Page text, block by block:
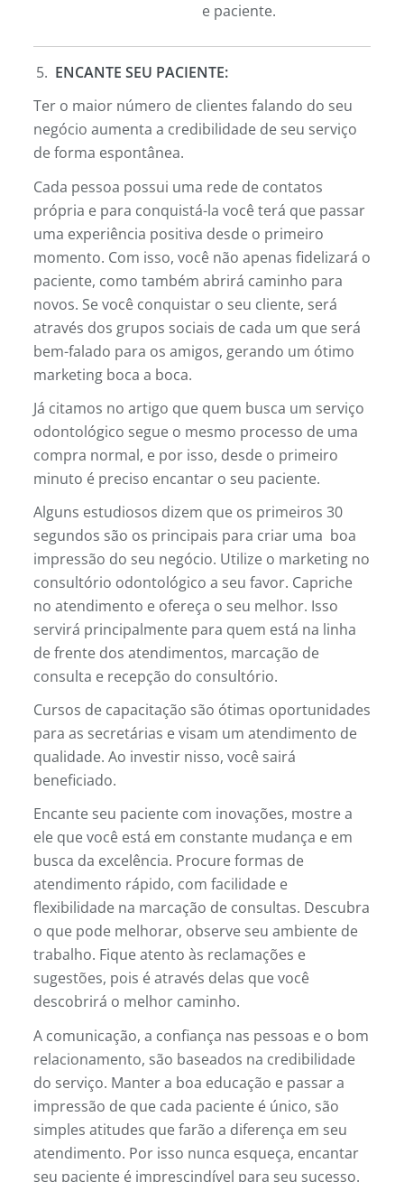
e paciente.
ENCANTE SEU PACIENTE:
Ter o maior número de clientes falando do seu
negócio aumenta a credibilidade de seu serviço
de forma espontânea.
Cada pessoa possui uma rede de contatos
própria e para conquistá-la você terá que passar
uma experiência positiva desde o primeiro
momento. Com isso, você não apenas fidelizará o
paciente, como também abrirá caminho para
novos. Se você conquistar o seu cliente, será
através dos grupos sociais de cada um que será
bem-falado para os amigos, gerando um ótimo
marketing boca a boca.
Já citamos no artigo que quem busca um serviço
odontológico segue o mesmo processo de uma
compra normal, e por isso, desde o primeiro
minuto é preciso encantar o seu paciente.
Alguns estudiosos dizem que os primeiros 30
segundos são os principais para criar uma boa
impressão do seu negócio. Utilize o marketing no
consultório odontológico a seu favor. Capriche
no atendimento e ofereça o seu melhor. Isso
servirá principalmente para quem está na linha
de frente dos atendimentos, marcação de
consulta e recepção do consultório.
Cursos de capacitação são ótimas oportunidades
para as secretárias e visam um atendimento de
qualidade. Ao investir nisso, você sairá
beneficiado.
Encante seu paciente com inovações, mostre a
ele que você está em constante mudança e em
busca da excelência. Procure formas de
atendimento rápido, com facilidade e
flexibilidade na marcação de consultas. Descubra
o que pode melhorar, observe seu ambiente de
trabalho. Fique atento às reclamações e
sugestões, pois é através delas que você
descobrirá o melhor caminho.
A comunicação, a confiança nas pessoas e o bom
relacionamento, são baseados na credibilidade
do serviço. Manter a boa educação e passar a
impressão de que cada paciente é único, são
simples atitudes que farão a diferença em seu
atendimento. Por isso nunca esqueça, encantar
seu paciente é imprescindível para seu sucesso.